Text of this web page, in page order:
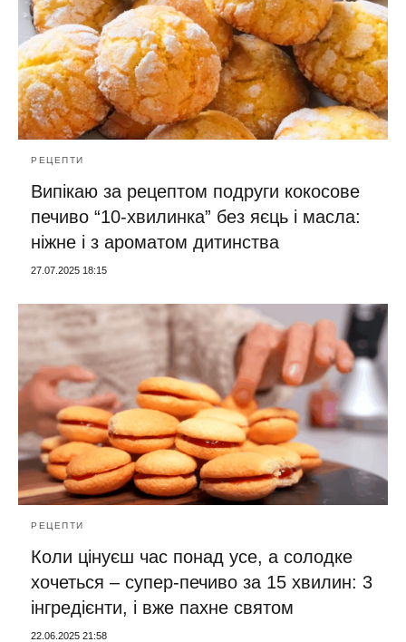
РЕЦЕПТИ
Випікаю за рецептом подруги кокосове
печиво “10-хвилинка” без яєць і масла:
ніжне і з ароматом дитинства
27.07.2025 18:15
РЕЦЕПТИ
Коли цінуєш час понад усе, а солодке
хочеться – супер-печиво за 15 хвилин: 3
інгредієнти, і вже пахне святом
22.06.2025 21:58